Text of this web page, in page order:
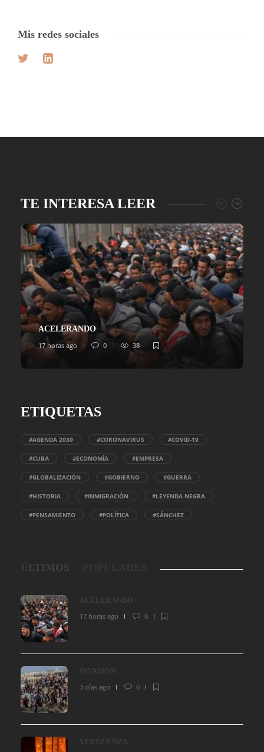
Mis redes sociales
TE INTERESA LEER
ACELERANDO
17 horas ago
0 38
ETIQUETAS
#AGENDA 2030 #CORONAVIRUS #COVID-19
#CUBA #ECONOMÍA #EMPRESA
#GLOBALIZACIÓN #GOBIERNO #GUERRA
#HISTORIA #INMIGRACIÓN #LEYENDA NEGRA
#PENSAMIENTO #POLÍTICA #SÁNCHEZ
ÚLTIMOS
ACELERANDO
17 horas ago
0
INVASIÓN
3 días ago
0
VERGÜENZA